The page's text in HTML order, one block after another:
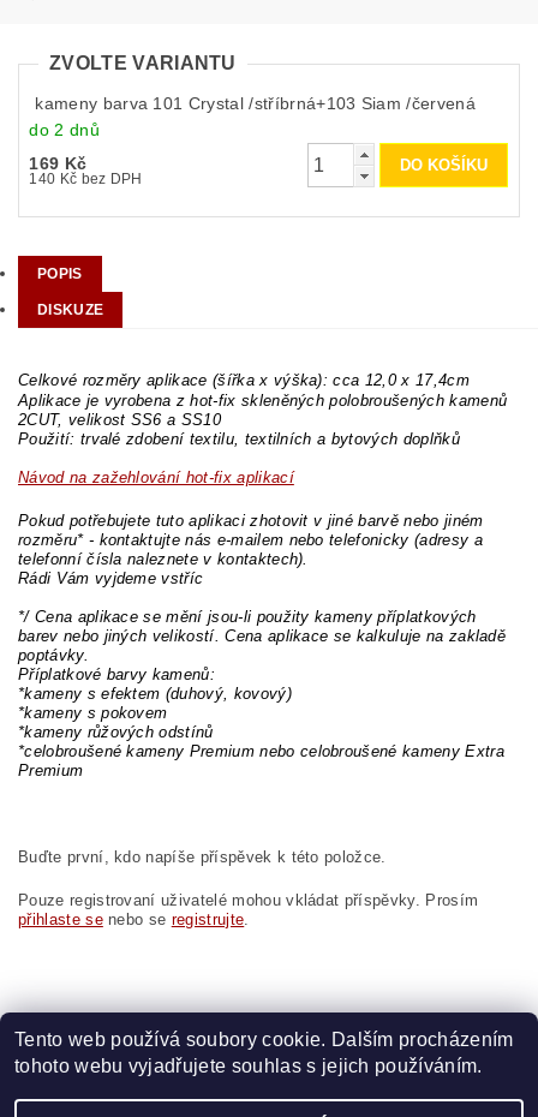
ZVOLTE VARIANTU
kameny barva 101 Crystal /stříbrná+103 Siam /červená
do 2 dnů
169 Kč
140 Kč bez DPH
POPIS
DISKUZE
Celkové rozměry aplikace (šířka x výška): cca 12,0 x 17,4cm
Aplikace je vyrobena z hot-fix skleněných polobroušených kamenů
2CUT, velikost SS6 a SS10
Použití: trvalé zdobení textilu, textilních a bytových doplňků
Návod na zažehlování hot-fix aplikací
Pokud potřebujete tuto aplikaci zhotovit v jiné barvě nebo jiném
rozměru* - kontaktujte nás e-mailem nebo telefonicky (adresy a
telefonní čísla naleznete v kontaktech).
Rádi Vám vyjdeme vstříc
*/ Cena aplikace se mění jsou-li použity kameny příplatkových
barev nebo jiných velikostí. Cena aplikace se kalkuluje na zakladě
poptávky.
Příplatkové barvy kamenů:
*kameny s efektem (duhový, kovový)
*kameny s pokovem
*kameny růžových odstínů
*celobroušené kameny Premium nebo celobroušené kameny Extra
Premium
Buďte první, kdo napíše příspěvek k této položce.
Pouze registrovaní uživatelé mohou vkládat příspěvky. Prosím
přihlaste senebo se registrujte.
Zboží.cz | Heureka.cz | Vyšívací.cz | Crystalstyle.cz
Tento web používá soubory cookie. Dalším procházením
tohoto webu vyjadřujete souhlas s jejich používáním.